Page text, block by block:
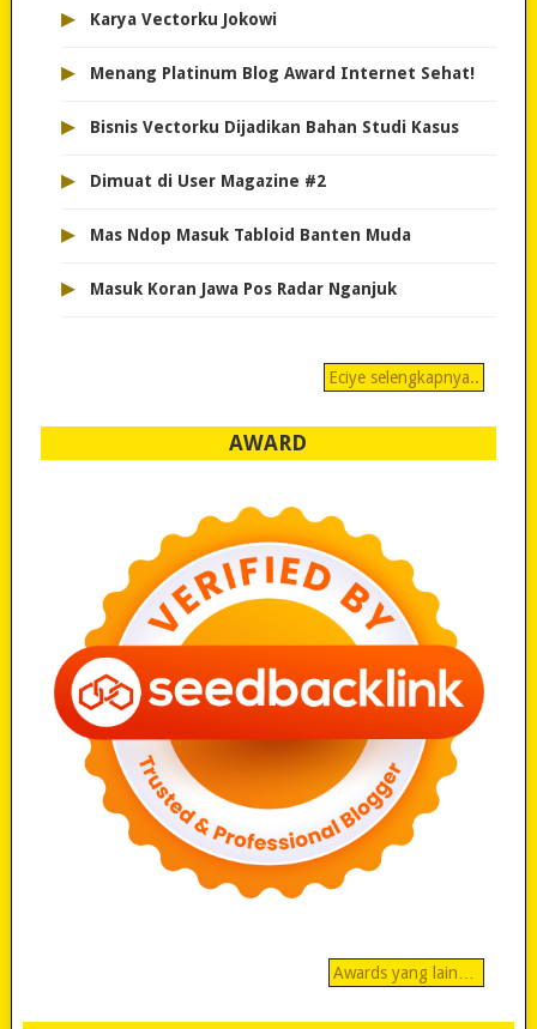
▸ Karya Vectorku Jokowi
▸ Menang Platinum Blog Award Internet Sehat!
▸ Bisnis Vectorku Dijadikan Bahan Studi Kasus
▸ Dimuat di User Magazine #2
▸ Mas Ndop Masuk Tabloid Banten Muda
▸ Masuk Koran Jawa Pos Radar Nganjuk
Eciye selengkapnya..
AWARD
Awards yang lain…